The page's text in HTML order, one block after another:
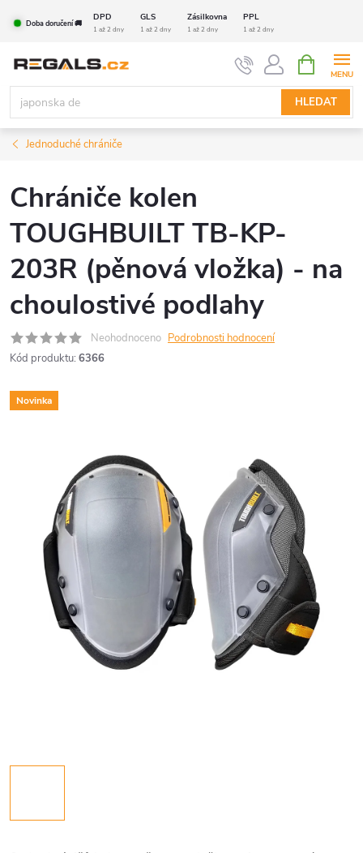
Doba doručení 🚚
DPD GLS Zásilkovna PPL
1 až 2 dny 1 až 2 dny 1 až 2 dny 1 až 2 dny
HLEDAT
NÁKUPNÍ
KOŠÍK
Jednoduché chrániče
Chrániče kolen
TOUGHBUILT TB-KP-
203R (pěnová vložka) - na
choulostivé podlahy
Neohodnoceno Podrobnosti hodnocení
Kód produktu: 6366
Novinka